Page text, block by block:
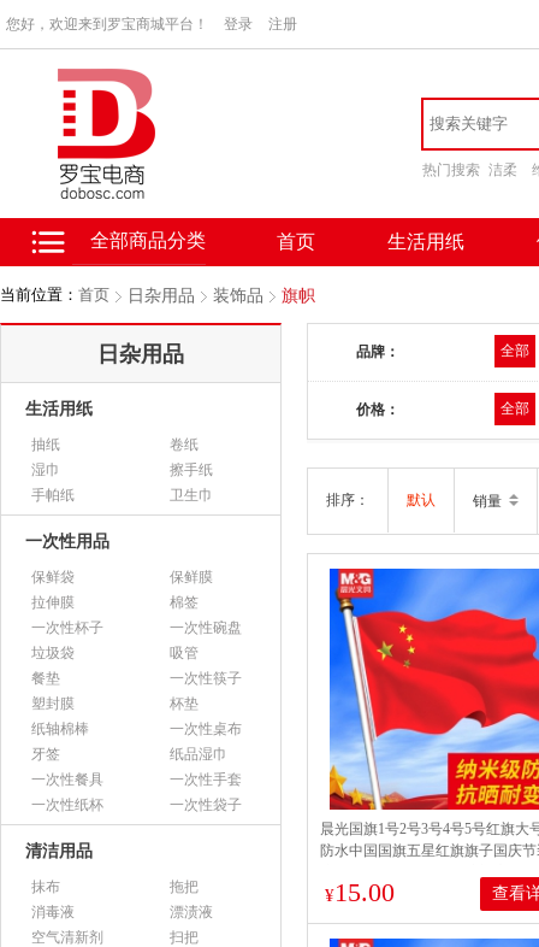
您好，欢迎来到罗宝商城平台！ 登录 注册
热门搜索 洁柔
全部商品分类 首页 生活用纸
当前位置： 首页 日杂用品 装饰品 旗帜
日杂用品
生活用纸
抽纸
卷纸
湿巾
擦手纸
手帕纸
卫生巾
一次性用品
保鲜袋
保鲜膜
拉伸膜
棉签
一次性杯子
一次性碗盘
垃圾袋
吸管
餐垫
一次性筷子
塑封膜
杯垫
纸轴棉棒
一次性桌布
牙签
纸品湿巾
一次性餐具
一次性手套
一次性纸杯
一次性袋子
清洁用品
抹布
拖把
消毒液
漂渍液
空气清新剂
扫把
品牌： 全部
价格： 全部
排序： 默认 销量
晨光国旗1号2号3号4号5号红旗大
防水中国国旗五星红旗旗子国庆
¥15.00 查看